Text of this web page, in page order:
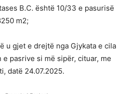
B.C. është 10/33 e pasurisë
m2;
u gjet e drejtë nga Gjykata e cila
pasrive si më sipër, cituar, me
datë 24.07.2025.